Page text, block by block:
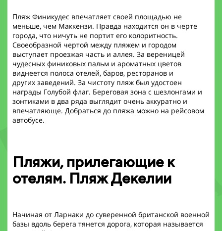
Пляж Финикудес впечатляет своей площадью не
меньше, чем Маккензи. Правда находится он в черте
города, что ничуть не портит его колоритность.
Своеобразной чертой между пляжем и городом
выступает проезжая часть и аллея. За вереницей
чудесных финиковых пальм и ароматных цветов
виднеется полоса отелей, баров, ресторанов и
других заведений. За чистоту пляж был удостоен
награды Голубой флаг. Береговая зона с шезлонгами и
зонтиками в два ряда выглядит очень аккуратно и
впечатляюще. Добраться до пляжа можно на рейсовом
автобусе.
Пляжи, прилегающие к
отелям. Пляж Декелии
Начиная от Ларнаки до суверенной британской военной
базы вдоль берега тянется дорога, которая называется